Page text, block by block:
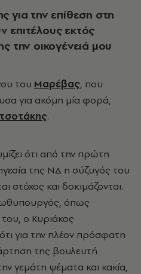
για την επίθεση στη
εκτός
την οικογένειά μου
του Μαρέβας, που
για ακόμη μία φορά,
.
ότι από την πρώτη
της ΝΔ η σύζυγός του
στόχος και δοκιμάζονται.
όπως
ο Κυριάκος
για την πλέον πρόσφατη
της βουλευτή
γεμάτη ψέματα και κακία,